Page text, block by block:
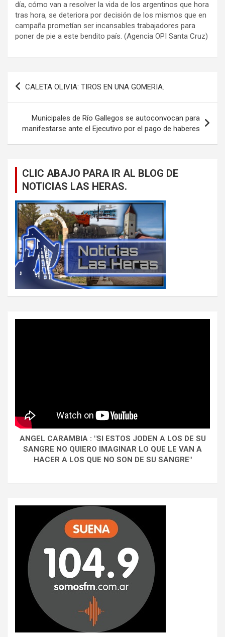
día, cómo van a resolver la vida de los argentinos que hora
tras hora, se deteriora por decisión de los mismos que en
campaña prometían ser incansables trabajadores para
poner de pie a este bendito país. (Agencia OPI Santa Cruz)
Navegación
CALETA OLIVIA: TIROS EN UNA GOMERIA.
Municipales de Río Gallegos se autoconvocan para
manifestarse ante el Ejecutivo por el pago de haberes
CLIC ABAJO PARA IR AL BLOG DE
NOTICIAS LAS HERAS.
ANGEL CARAMBIA : "SI ESTOS JODEN A LOS DE SU
SANGRE NO QUIERO IMAGINAR LO QUE LE VAN A
HACER A LOS QUE NO SON DE SU SANGRE"